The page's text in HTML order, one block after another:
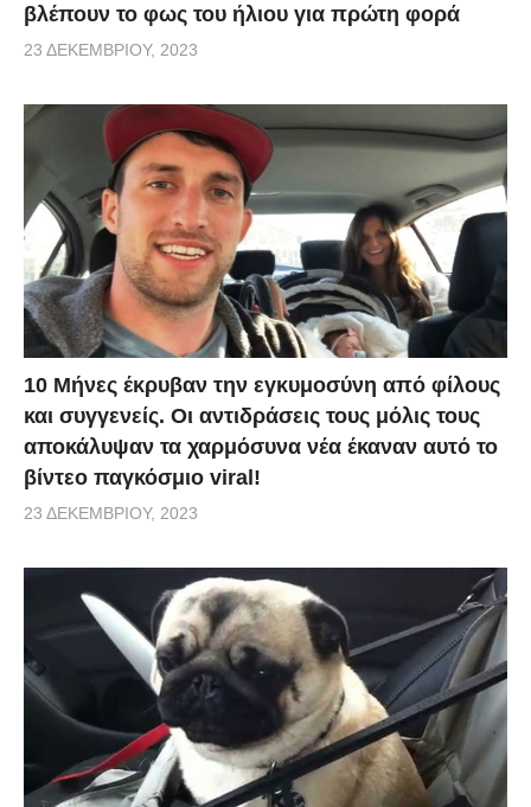
βλέπουν το φως του ήλιου για πρώτη φορά
23 ΔΕΚΕΜΒΡΊΟΥ, 2023
10 Μήνες έκρυβαν την εγκυμοσύνη από φίλους
και συγγενείς. Οι αντιδράσεις τους μόλις τους
αποκάλυψαν τα χαρμόσυνα νέα έκαναν αυτό το
βίντεο παγκόσμιο viral!
23 ΔΕΚΕΜΒΡΊΟΥ, 2023